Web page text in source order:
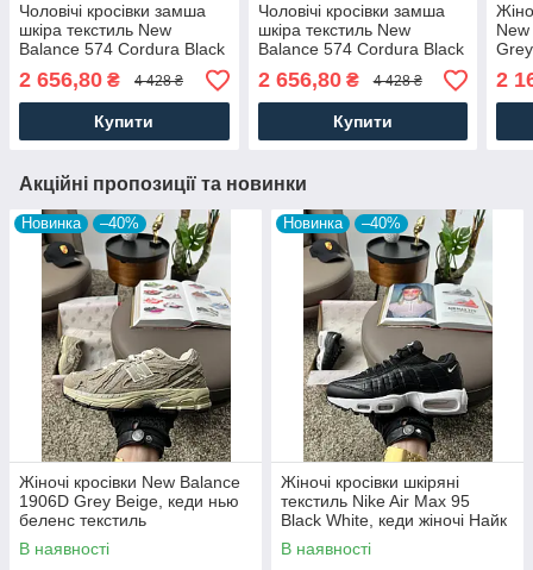
Чоловічі кросівки замша
шкіра текстиль New
Balance 574 Cordura Black
Grey кеди замшеві шкіряні
текстильні чорні. Чоловіче
взуття
2 656,80 ₴ 4 428 ₴
Купити
Чоловічі кросівки замша
шкіра текстиль New
Balance 574 Cordura Black
White, кеди замшеві шкіра
текстильні чорні. Чоловіче
взуття
2 656,80₴ 4 428 ₴
Купити
2
Акційні пропозиції та новинки
Новинка –40%
Жіночі кросівки New Balance
1906D Grey Beige, кеди нью
беленс текстиль
водовідштовхувальний замша
Жіноче взуття
В наявності
Новинка –40%
Жіночі кросівки шкіряні
текстиль Nike Air Max 95
Black White, кеди жіночі Найк
чорні. Жіноче взуття
В наявності